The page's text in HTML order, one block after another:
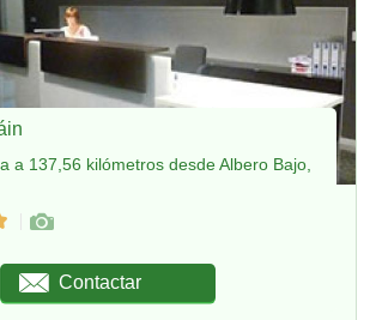
a 137,56 kilómetros desde Albero Bajo,
Contactar